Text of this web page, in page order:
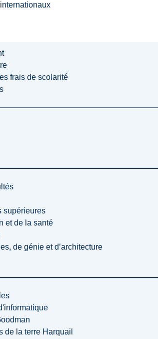
frais de scolarité
supérieures
et de la santé
de génie et d’architecture
de la terre Harquail